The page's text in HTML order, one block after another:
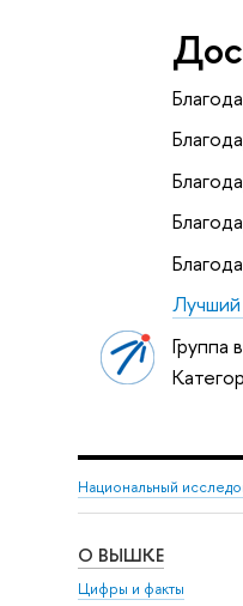
Группа
Национальный
О ВЫШКЕ
Цифры и факты